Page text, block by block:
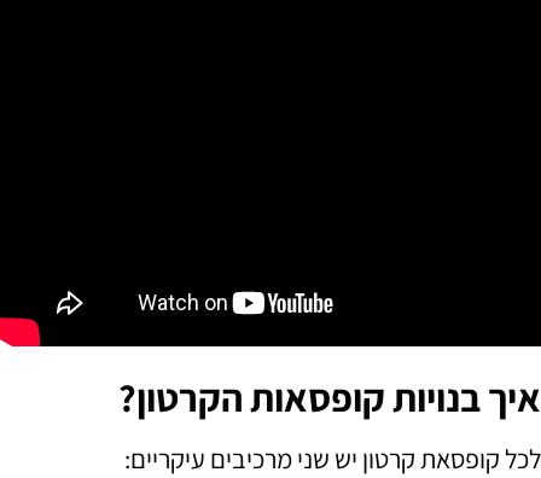
איך בנויות קופסאות הקרטון?
לכל קופסאת קרטון יש שני מרכיבים עיקריים: